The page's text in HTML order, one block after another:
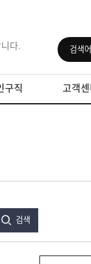
다.
구직 고객센
검색